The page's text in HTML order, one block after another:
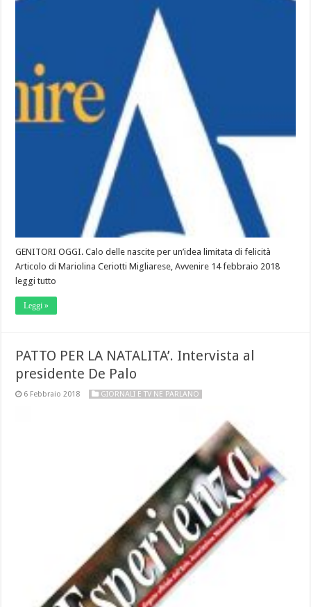
GENITORI OGGI. Calo delle nascite per un’idea limitata di felicità
Articolo di Mariolina Ceriotti Migliarese, Avvenire 14 febbraio 2018
leggi tutto
Leggi »
PATTO PER LA NATALITA’. Intervista al
presidente De Palo
6 Febbraio 2018 GIORNALI E TV NE PARLANO